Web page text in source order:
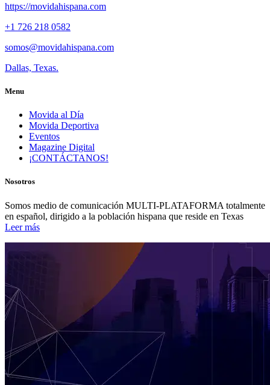
https://movidahispana.com
+1 726 218 0582
somos@movidahispana.com
Dallas, Texas.
Menu
Movida al Día
Movida Deportiva
Eventos
Magazine Digital
¡CONTÁCTANOS!
Nosotros
Somos medio de comunicación MULTI-PLATAFORMA totalmente
en español, dirigido a la población hispana que reside en Texas
Leer más